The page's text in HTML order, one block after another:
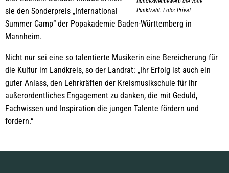
Punktzahl. Foto: Privat
sie den Sonderpreis „International
Summer Camp“ der Popakademie Baden-Württemberg in
Mannheim.
Nicht nur sei eine so talentierte Musikerin eine Bereicherung für
die Kultur im Landkreis, so der Landrat: „Ihr Erfolg ist auch ein
guter Anlass, den Lehrkräften der Kreismusikschule für ihr
außerordentliches Engagement zu danken, die mit Geduld,
Fachwissen und Inspiration die jungen Talente fördern und
fordern.“